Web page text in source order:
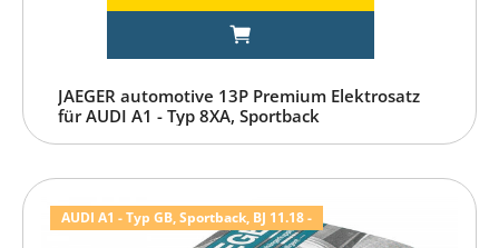
JAEGER automotive 13P Premium Elektrosatz
für AUDI A1 - Typ 8XA, Sportback
AUDI A1 - Typ GB, Sportback, BJ 11.18 -